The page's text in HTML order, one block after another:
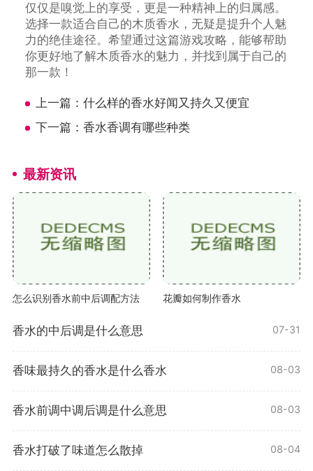
仅仅是嗅觉上的享受，更是一种精神上的归属感。
选择一款适合自己的木质香水，无疑是提升个人魅
力的绝佳途径。希望通过这篇游戏攻略，能够帮助
你更好地了解木质香水的魅力，并找到属于自己的
那一款！
上一篇： 什么样的香水好闻又持久又便宜
下一篇： 香水香调有哪些种类
最新资讯
怎么识别香水前中后调配方法 花瓣如何制作香水
香水的中后调是什么意思 07-31
香味最持久的香水是什么香水 08-03
香水前调中调后调是什么意思 08-03
香水打破了味道怎么散掉 08-04